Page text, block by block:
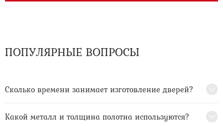
ПОПУЛЯРНЫЕ ВОПРОСЫ
Сколько времени занимает изготовление дверей?
Какой металл и толщина полотна используются?